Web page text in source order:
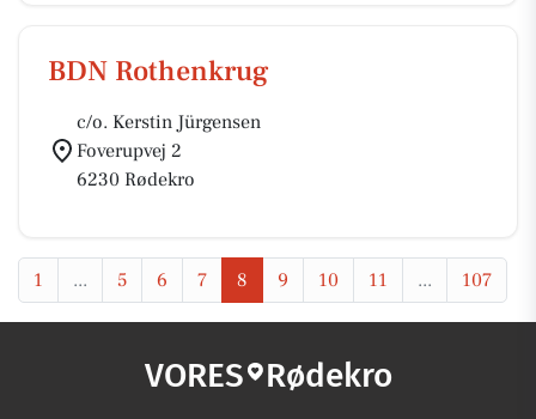
BDN Rothenkrug
c/o. Kerstin Jürgensen
Foverupvej 2
6230 Rødekro
1 ... 5 6 7 8 9 10 11 ... 107
VORES Rødekro